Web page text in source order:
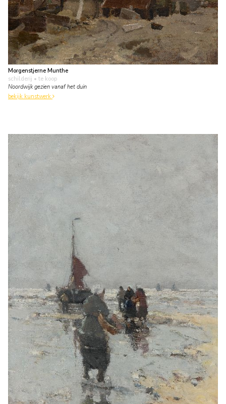
Morgenstjerne Munthe
schilderij • te koop
Noordwijk gezien vanaf het duin
bekijk kunstwerk